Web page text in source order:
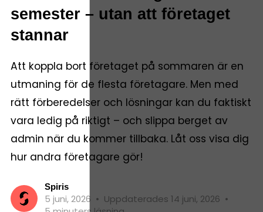
semester – utan att företaget
stannar
Att koppla bort företaget på sommaren är en
utmaning för de flesta företagare. Men med
rätt förberedelser och lösningar kan du faktiskt
vara ledig på riktigt – och slippa berget av
admin när du kommer tillbaka. Låt oss visa dig
hur andra företagare gör!
Spiris
5 juni, 2026 • Uppdaterades 14 juni, 2026 •